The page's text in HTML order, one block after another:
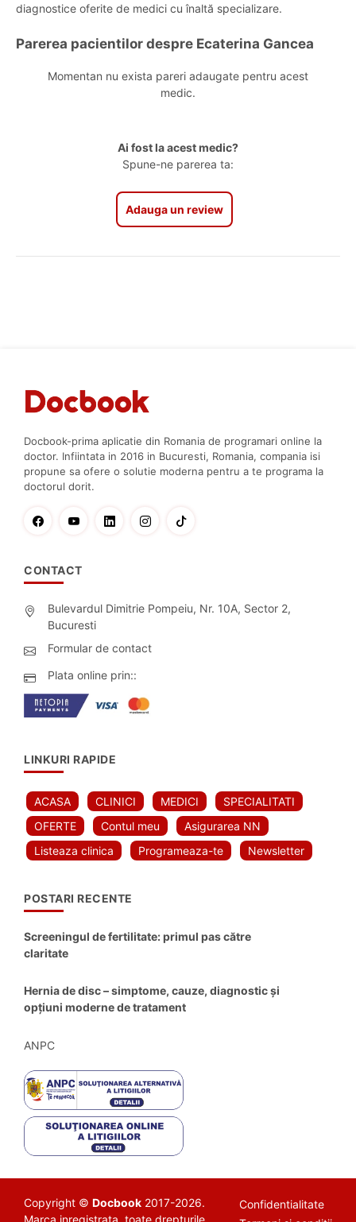
diagnostice oferite de medici cu înaltă specializare.
Parerea pacientilor despre Ecaterina Gancea
Momentan nu exista pareri adaugate pentru acest
medic.
Ai fost la acest medic?
Spune-ne parerea ta:
Adauga un review
Docbook-prima aplicatie din Romania de programari online la
doctor. Infiintata in 2016 in Bucuresti, Romania, compania isi
propune sa ofere o solutie moderna pentru a te programa la
doctorul dorit.
CONTACT
Bulevardul Dimitrie Pompeiu, Nr. 10A, Sector 2,
Bucuresti
Formular de contact
Plata online prin::
LINKURI RAPIDE
ACASA CLINICI MEDICI
SPECIALITATI
OFERTE
Contul meu
Asigurarea NN
Listeaza clinica
Programeaza-te Newsletter
POSTARI RECENTE
Screeningul de fertilitate: primul pas către
claritate
Hernia de disc – simptome, cauze, diagnostic și
opțiuni moderne de tratament
ANPC
Copyright © Docbook 2017-2026.
Confidentialitate